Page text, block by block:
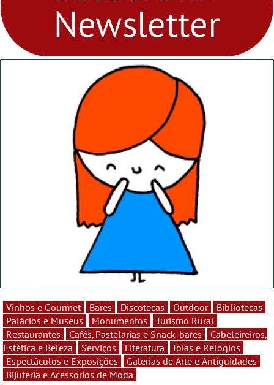
Vinhos e Gourmet Bares Discotecas Outdoor
Bibliotecas
Palácios e Museus
Monumentos
Turismo Rural
Restaurantes
Cafés, Pastelarias e Snack-bares
Cabeleireiros,
Estética e Beleza
Serviços Literatura
Jóias e Relógios
Espectáculos e Exposições
Galerias de Arte e Antiguidades
Bijuteria e Acessórios de Moda